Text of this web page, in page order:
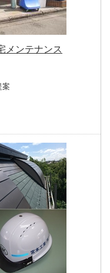
メンテナンス
案